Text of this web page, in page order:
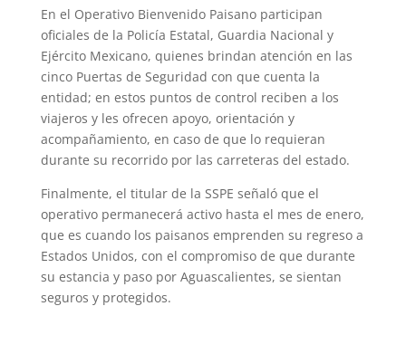
En el Operativo Bienvenido Paisano participan
oficiales de la Policía Estatal, Guardia Nacional y
Ejército Mexicano, quienes brindan atención en las
cinco Puertas de Seguridad con que cuenta la
entidad; en estos puntos de control reciben a los
viajeros y les ofrecen apoyo, orientación y
acompañamiento, en caso de que lo requieran
durante su recorrido por las carreteras del estado.
Finalmente, el titular de la SSPE señaló que el
operativo permanecerá activo hasta el mes de enero,
que es cuando los paisanos emprenden su regreso a
Estados Unidos, con el compromiso de que durante
su estancia y paso por Aguascalientes, se sientan
seguros y protegidos.